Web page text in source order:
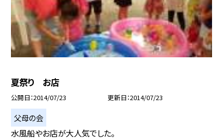
夏祭り お店
公開日 2014/07/23 更新日 2014/07/23
父母の会
水風船やお店が大人気でした。